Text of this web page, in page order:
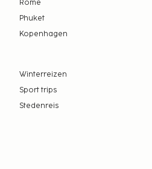
Rome
Phuket
Kopenhagen
Winterreizen
Sport trips
Stedenreis